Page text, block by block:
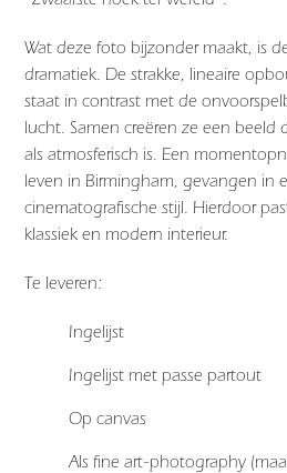
Wat deze foto bijzonder maakt, is
dramatiek. De strakke, lineaire
staat in contrast met de
lucht. Samen creëren ze een
als atmosferisch is. Een
leven in Birmingham , gevangen in
cinematografische stijl. Hierdoor
klassiek en modern interieur.
Te leveren:
Ingelijst
Ingelijst met passe partout
Op canvas
Als fine art-photography